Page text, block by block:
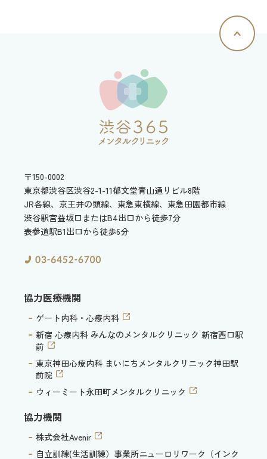
〒150-0002
東京都渋谷区渋谷2-1-11郁文堂青山通りビル8階
JR各線、京王井の頭線、東急東横線、東急田園都市線
渋谷駅宮益坂口またはB4出口から徒歩7分
表参道駅B1出口から徒歩6分
協力医療機関
ゲート内科・心療内科
新宿 心療内科 みんなのメンタルクリニック 新宿西口駅
前
東京神田心療内科 まいにちメンタルクリニック神田駅
前院
ウィーミート永田町メンタルクリニック
協力機関
株式会社Avenir
自立訓練(生活訓練）事業所ニューロリワーク（インク